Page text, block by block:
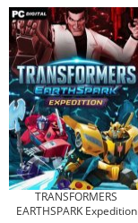
TRANSFORMERS
EARTHSPARK Expedition